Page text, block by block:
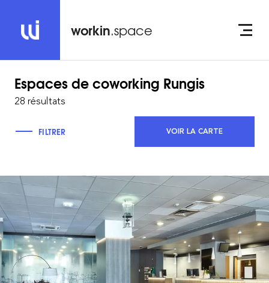
workin.space
Espaces de coworking Rungis
28 résultats
FILTRER VOIR LA CARTE